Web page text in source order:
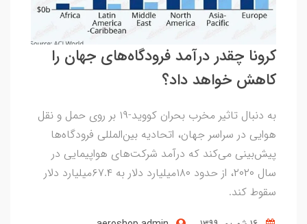
کرونا چقدر درآمد فرودگاه‌های جهان را
کاهش خواهد داد؟
به دنبال تاثیر مخرب بحران کووید-۱۹ بر روی حمل و نقل
هوایی در سراسر جهان، اتحادیه بین‌المللی فرودگاه‌ها
پیش‌بینی می‌کند که درآمد شرکت‌های هواپیمایی در
سال ۲۰۲۰، از حدود ۱۸۰میلیارد دلار به ۶۷.۴میلیارد دلار
سقوط کند.